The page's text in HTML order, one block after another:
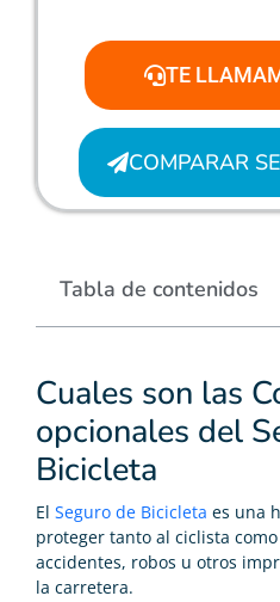
Cuales son las
opcionales del
Bicicleta
El Seguro de Bicicleta es una
proteger tanto al ciclista
accidentes, robos u otros
la carretera.
TE
COMPARAR
Tabla de contenidos